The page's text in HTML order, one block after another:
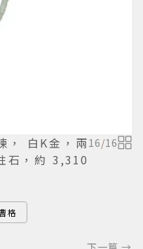
， 白K金，兩
石，約 3,310
16/16
格